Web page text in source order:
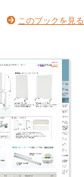
このブックを見る